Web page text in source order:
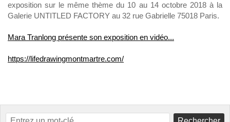
exposition sur le même thème du 10 au 14 octobre 2018 à la
Galerie UNTITLED FACTORY au 32 rue Gabrielle 75018 Paris.
Mara Tranlong présente son exposition en vidéo...
https://lifedrawingmontmartre.com/